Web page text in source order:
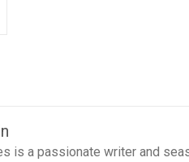
is a passionate writer and